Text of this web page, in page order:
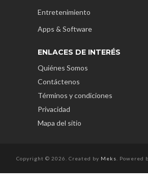
Entretenimiento
Apps & Software
ENLACES DE INTERÉS
Quiénes Somos
Contáctenos
Términos y condiciones
Privacidad
Mapa del sitio
Copyright © 2026. Created by Meks . Powered